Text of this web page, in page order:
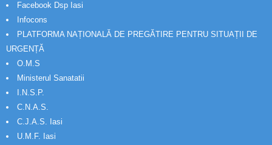
Facebook Dsp Iasi
Infocons
PLATFORMA NAȚIONALĂ DE PREGĂTIRE PENTRU SITUAȚII DE
URGENȚĂ
O.M.S
Ministerul Sanatatii
I.N.S.P.
C.N.A.S.
C.J.A.S. Iasi
U.M.F. Iasi